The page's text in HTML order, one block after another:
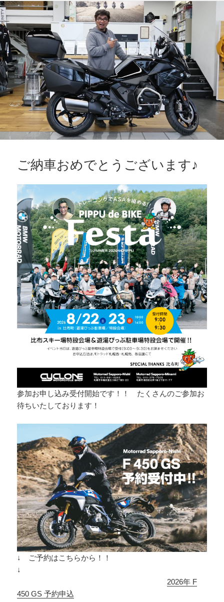
日:
ゴ
リ
ー
ご納車おめでとうございます♪
参加お申し込み受付開始です！！ たくさんのご参加お
待ちいたしております！
↓ ご予約はこちらから！！
↓
2026年 F
450 GS 予約申込